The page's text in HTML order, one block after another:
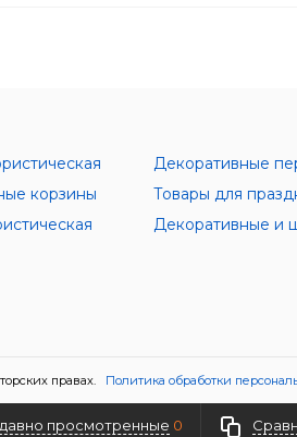
просмотренные 0
Декоративные
корзины
Товары для
правах. Политика обработки